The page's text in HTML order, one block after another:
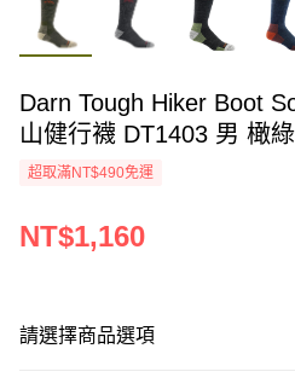
Darn Tough Hiker Boot
山健行襪 DT1403 男 橄綠
超取滿NT$490免運
NT$1,160
請選擇商品選項